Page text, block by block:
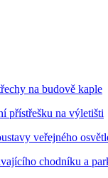
na budově kaple
přístřešku na výletišti
veřejného
chodníku a